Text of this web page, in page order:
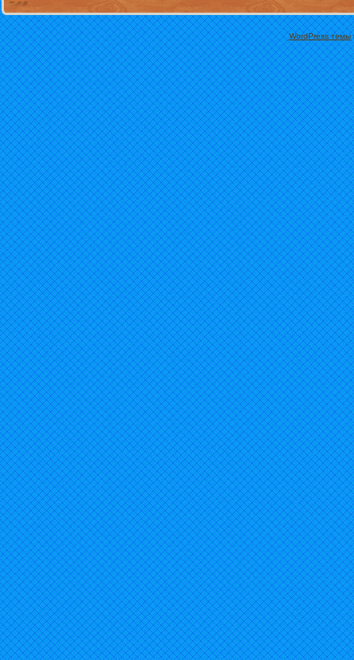
WordPress темы